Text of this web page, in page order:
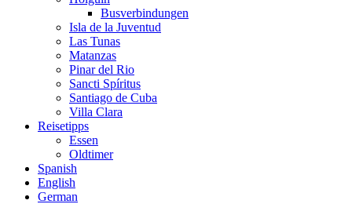
Busverbindungen
Isla de la Juventud
Las Tunas
Matanzas
Pinar del Rio
Sancti Spíritus
Santiago de Cuba
Villa Clara
Reisetipps
Essen
Oldtimer
Spanish
English
German